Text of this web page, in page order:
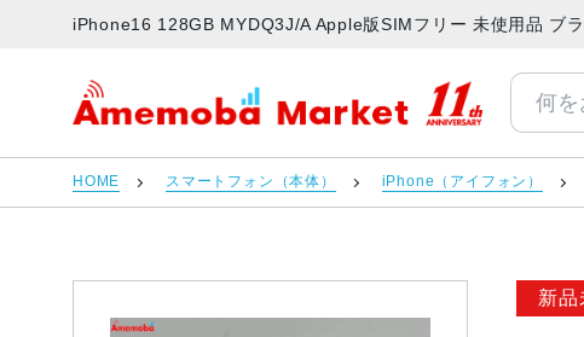
iPhone16 128GB MYDQ3J/A Apple版SIMフリー 未使用品 ブ
アメモバマーケット
HOME スマートフォン（本体） iPhone（アイフォン）
新品